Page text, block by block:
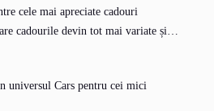
cele mai apreciate cadouri
cadourile devin tot mai variate și…
universul Cars pentru cei mici